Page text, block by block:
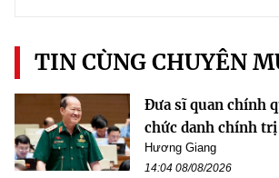
TIN CÙNG CHUYÊN
Đưa sĩ quan chính
chức danh chính trị
Hương Giang
14:04 08/08/2026